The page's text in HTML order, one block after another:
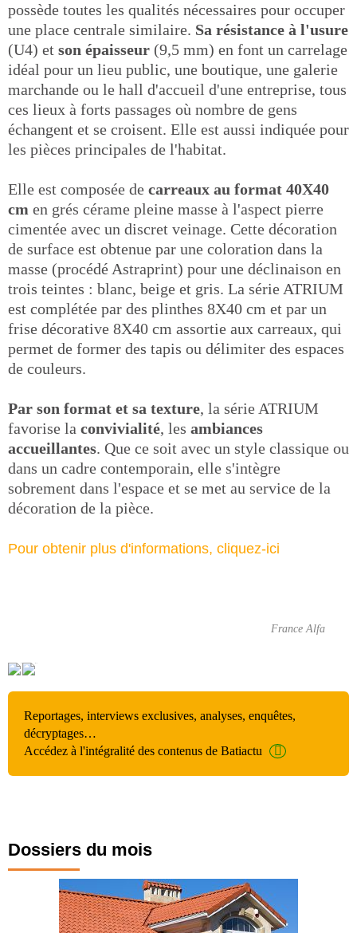
possède toutes les qualités nécessaires pour occuper
une place centrale similaire. Sa résistance à l'usure
(U4) et son épaisseur (9,5 mm) en font un carrelage
idéal pour un lieu public, une boutique, une galerie
marchande ou le hall d'accueil d'une entreprise, tous
ces lieux à forts passages où nombre de gens
échangent et se croisent. Elle est aussi indiquée pour
les pièces principales de l'habitat.
Elle est composée de carreaux au format 40X40
cm en grés cérame pleine masse à l'aspect pierre
cimentée avec un discret veinage. Cette décoration
de surface est obtenue par une coloration dans la
masse (procédé Astraprint) pour une déclinaison en
trois teintes : blanc, beige et gris. La série ATRIUM
est complétée par des plinthes 8X40 cm et par un
frise décorative 8X40 cm assortie aux carreaux, qui
permet de former des tapis ou délimiter des espaces
de couleurs.
Par son format et sa texture, la série ATRIUM
favorise la convivialité, les ambiances
accueillantes. Que ce soit avec un style classique ou
dans un cadre contemporain, elle s'intègre
sobrement dans l'espace et se met au service de la
décoration de la pièce.
Pour obtenir plus d'informations, cliquez-ici
France Alfa
Reportages, interviews exclusives, analyses, enquêtes,
décryptages…
Accédez à l'intégralité des contenus de Batiactu
Dossiers du mois